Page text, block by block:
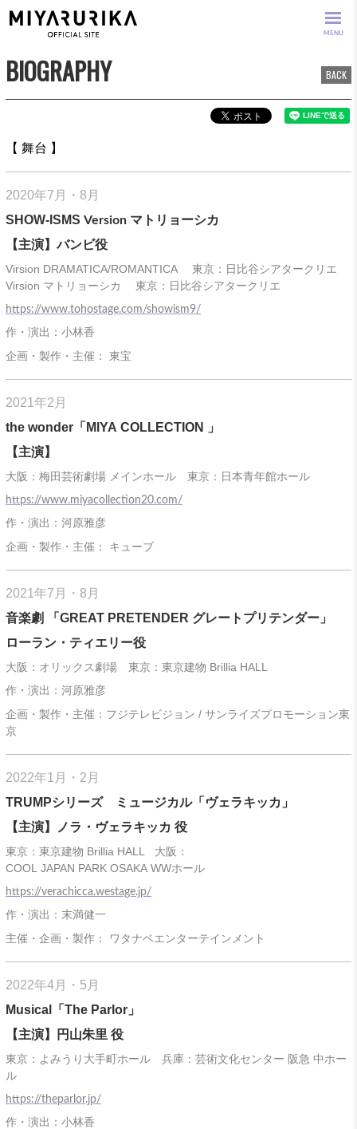
MENU
BIOGRAPHY BACK
【 舞台 】
2020年7月・8月
SHOW-ISMS Version マトリョーシカ
【主演】バンビ役
Virsion DRAMATICA/ROMANTICA 東京：
日比谷シアタークリエ
Virsion マトリョーシカ 東京：日比谷シアタークリエ
https://www.tohostage.com/showism9/
作・演出：小林香
企画・製作・主催： 東宝
2021年2月
the wonder「MIYA COLLECTION 」
【主演】
大阪：梅田芸術劇場 メインホール 東京：日本青年館ホール
https://www.miyacollection20.com/
作・演出：河原雅彦
企画・製作・主催： キューブ
2021年7月・8月
音楽劇 「GREAT PRETENDER グレートプリテンダー」
ローラン・ティエリー役
大阪：オリックス劇場 東京：東京建物 Brillia HALL
作・演出：河原雅彦
企画・製作・主催：フジテレビジョン / サンライズプロモーション東
京
2022年1月・2月
TRUMPシリーズ ミュージカル「ヴェラキッカ」
【主演】ノラ・ヴェラキッカ 役
東京：東京建物 Brillia HALL 大阪：
COOL JAPAN PARK OSAKA WWホール
https://verachicca.westage.jp/
作・演出：末満健一
主催・企画・製作： ワタナベエンターテインメント
2022年4月・5月
Musical「The Parlor」
【主演】円山朱里 役
東京：よみうり大手町ホール 兵庫：芸術文化センター 阪急 中ホー
ル
https://theparlor.jp/
作・演出：小林香